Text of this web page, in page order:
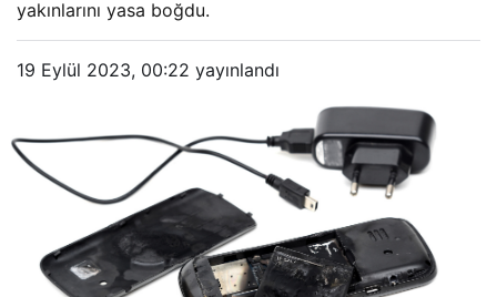
yakınlarını yasa boğdu.
19 Eylül 2023, 00:22 yayınlandı